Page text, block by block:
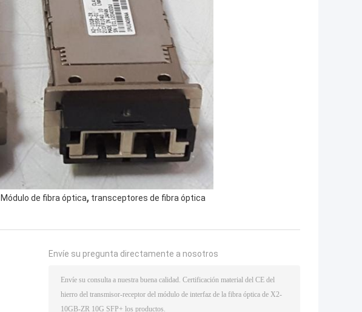
Módulo de fibra óptica, transceptores de fibra óptica
Envíe su pregunta directamente a nosotros